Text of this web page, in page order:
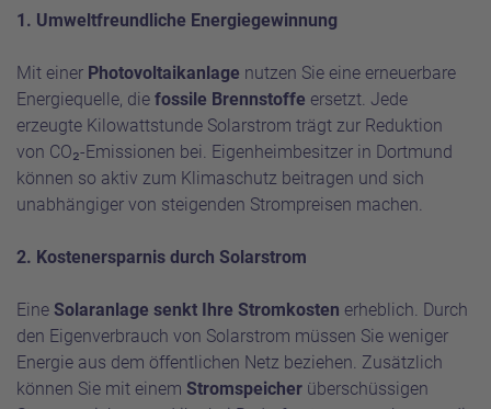
1. Umweltfreundliche Energiegewinnung
Mit einer Photovoltaikanlage nutzen Sie eine erneuerbare
Energiequelle, die fossile Brennstoffe ersetzt. Jede
erzeugte Kilowattstunde Solarstrom trägt zur Reduktion
von CO₂-Emissionen bei. Eigenheimbesitzer in Dortmund
können so aktiv zum Klimaschutz beitragen und sich
unabhängiger von steigenden Strompreisen machen.
2. Kostenersparnis durch Solarstrom
Eine Solaranlage senkt Ihre Stromkosten erheblich. Durch
den Eigenverbrauch von Solarstrom müssen Sie weniger
Energie aus dem öffentlichen Netz beziehen. Zusätzlich
können Sie mit einem Stromspeicher überschüssigen